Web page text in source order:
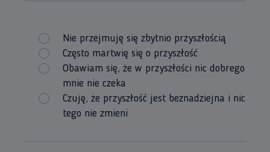
Nie przejmuję się zbytnio przyszłością
Często martwię się o przyszłość
Obawiam się, że w przyszłości nic dobrego
mnie nie czeka
Czuję, że przyszłość jest beznadziejna i nic
tego nie zmieni